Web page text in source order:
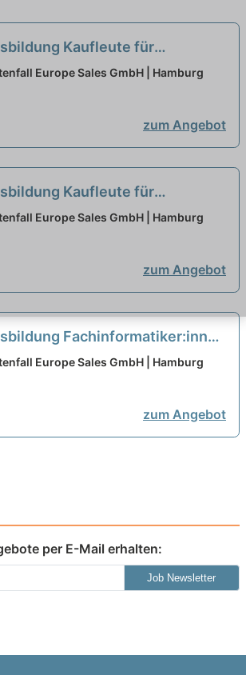
Kaufleute für
2027
Europe Sales GmbH | Hamburg
zum Angebot
Kaufleute für
2027
Europe Sales GmbH | Hamburg
zum Angebot
Fachinformatiker:innen
Fachrichtung Daten- und
Europe Sales GmbH | Hamburg
zum Angebot
per E-Mail erhalten:
Job Newsletter